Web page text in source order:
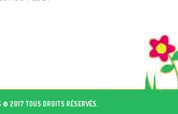
© 2017 TOUS DROITS RÉSERVÉS.